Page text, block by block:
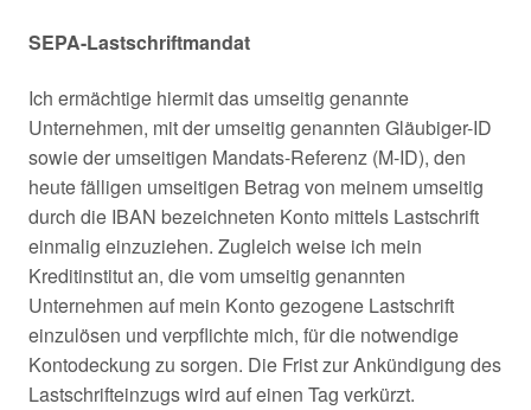
SEPA-Lastschriftmandat
Ich ermächtige hiermit das umseitig genannte
Unternehmen, mit der umseitig genannten Gläubiger-ID
sowie der umseitigen Mandats-Referenz (M-ID), den
heute fälligen umseitigen Betrag von meinem umseitig
durch die IBAN bezeichneten Konto mittels Lastschrift
einmalig einzuziehen. Zugleich weise ich mein
Kreditinstitut an, die vom umseitig genannten
Unternehmen auf mein Konto gezogene Lastschrift
einzulösen und verpflichte mich, für die notwendige
Kontodeckung zu sorgen. Die Frist zur Ankündigung des
Lastschrifteinzugs wird auf einen Tag verkürzt.